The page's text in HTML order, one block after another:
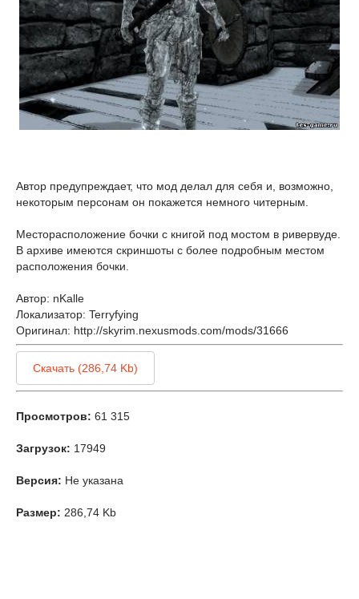
Автор предупреждает, что мод делал для себя и, возможно,
некоторым персонам он покажется немного читерным.
Месторасположение бочки с книгой под мостом в ривервуде.
В архиве имеются скриншоты с более подробным местом
расположения бочки.
Автор: nKalle
Локализатор: Terryfying
Оригинал: http://skyrim.nexusmods.com/mods/31666
Скачать (286,74 Kb)
Просмотров: 61 315
Загрузок: 17949
Версия: Не указана
Размер: 286,74 Kb